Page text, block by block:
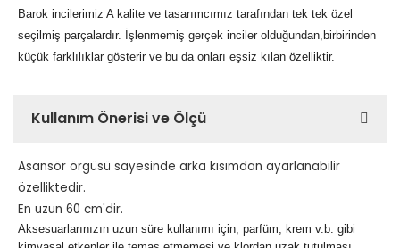
Barok incilerimiz A kalite ve tasarımcımız tarafından tek tek özel
seçilmiş parçalardır. İşlenmemiş gerçek inciler olduğundan,birbirinden
küçük farklılıklar gösterir ve bu da onları eşsiz kılan özelliktir.
Kullanım Önerisi ve Ölçü
Asansör örgüsü sayesinde arka kısımdan ayarlanabilir
özelliktedir.
En uzun 60 cm'dir.
Aksesuarlarınızın uzun süre kullanımı için, parfüm, krem v.b. gibi